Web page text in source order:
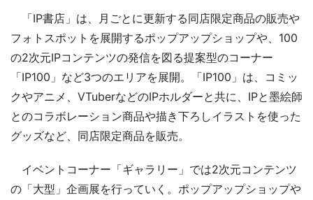
「IP書店」は、月ごとに更新する同店限定商品の販売や
フォトスポットを展開するポップアップショップや、100
の2次元IPコンテンツの発信を図る提案型のコーナー
「IP100」など3つのエリアを展開。「IP100」は、コミッ
クやアニメ、VTuberなどのIPホルダーと共に、IPと墨絵師
とのコラボレーション商品や描き下ろしイラストを使った
グッズなど、同店限定商品を販売。
イベントコーナー「ギャラリー」では2次元コンテンツ
の「大型」企画展を行っていく。ポップアップショップや